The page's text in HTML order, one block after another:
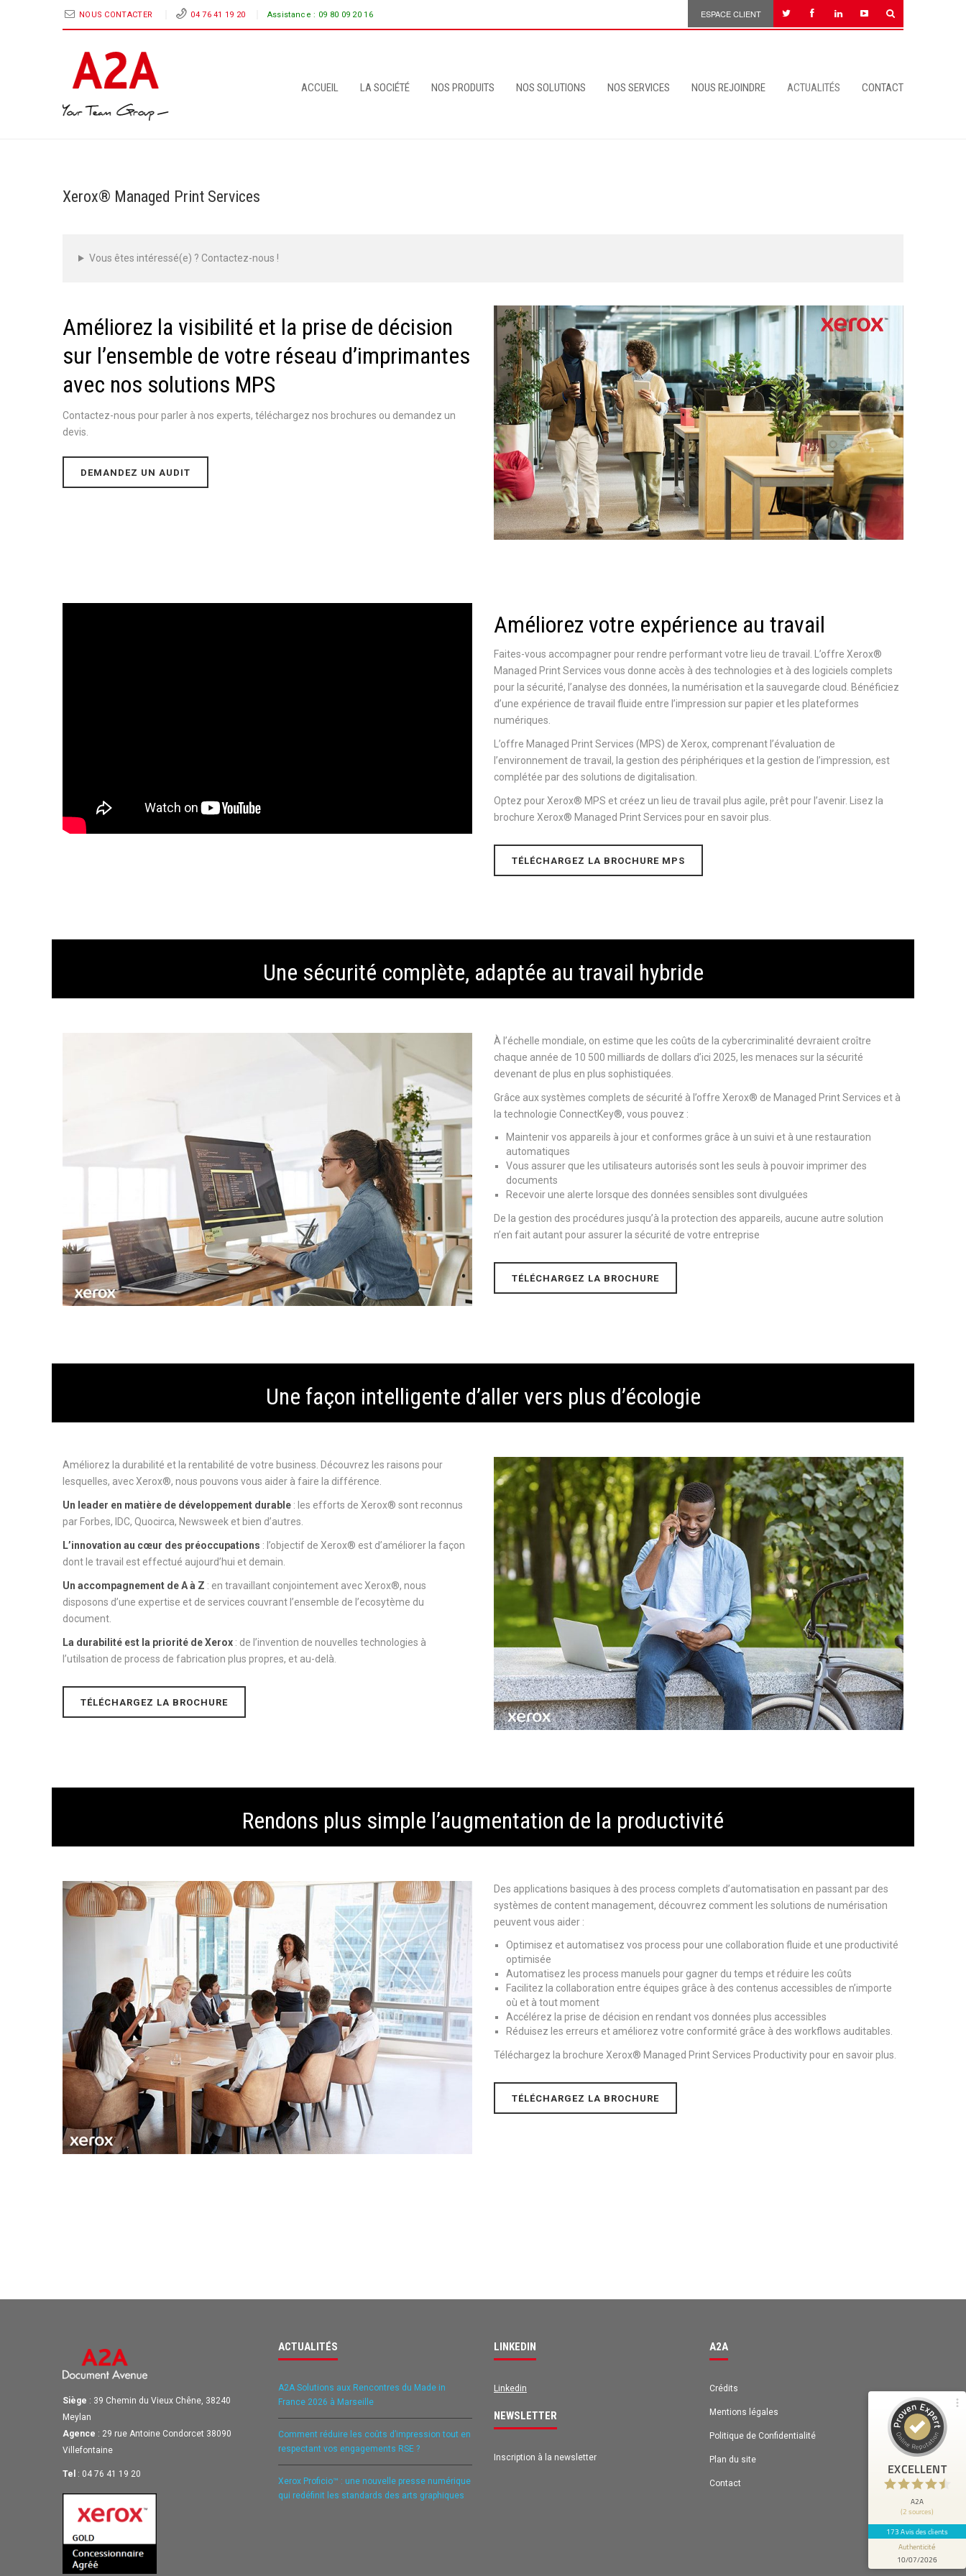
ESPACE CLIENT
NOUS CONTACTER 04 76 41 19 20 Assistance : 09 80 09 20 16
ACCUEIL LA SOCIÉTÉ NOS PRODUITS NOS SOLUTIONS NOS SERVICES NOUS REJOINDRE ACTUALITÉS CONTACT
Xerox® Managed Print Services
Vous êtes intéressé(e) ? Contactez-nous !
Améliorez la visibilité et la prise de décision
sur l’ensemble de votre réseau d’imprimantes
avec nos solutions MPS
Contactez-nous pour parler à nos experts, téléchargez nos brochures ou demandez un
devis.
DEMANDEZ UN AUDIT
Améliorez votre expérience au travail
Faites-vous accompagner pour rendre performant votre lieu de travail. L’offre Xerox®
Managed Print Services vous donne accès à des technologies et à des logiciels complets
pour la sécurité, l’analyse des données, la numérisation et la sauvegarde cloud. Bénéficiez
d’une expérience de travail fluide entre l’impression sur papier et les plateformes
numériques.
L’offre Managed Print Services (MPS) de Xerox, comprenant l’évaluation de
l’environnement de travail, la gestion des périphériques et la gestion de l’impression, est
complétée par des solutions de digitalisation.
Optez pour Xerox® MPS et créez un lieu de travail plus agile, prêt pour l’avenir. Lisez la
brochure Xerox® Managed Print Services pour en savoir plus.
TÉLÉCHARGEZ LA BROCHURE MPS
Une sécurité complète, adaptée au travail hybride
À l’échelle mondiale, on estime que les coûts de la cybercriminalité devraient croître
chaque année de 10 500 milliards de dollars d’ici 2025, les menaces sur la sécurité
devenant de plus en plus sophistiquées.
Grâce aux systèmes complets de sécurité à l’offre Xerox® de Managed Print Services et à
la technologie ConnectKey®, vous pouvez :
Maintenir vos appareils à jour et conformes grâce à un suivi et à une restauration
automatiques
Vous assurer que les utilisateurs autorisés sont les seuls à pouvoir imprimer des
documents
Recevoir une alerte lorsque des données sensibles sont divulguées
De la gestion des procédures jusqu’à la protection des appareils, aucune autre solution
n’en fait autant pour assurer la sécurité de votre entreprise
TÉLÉCHARGEZ LA BROCHURE
Une façon intelligente d’aller vers plus d’écologie
Améliorez la durabilité et la rentabilité de votre business. Découvrez les raisons pour
lesquelles, avec Xerox®, nous pouvons vous aider à faire la différence.
Un leader en matière de développement durable : les efforts de Xerox® sont reconnus
par Forbes, IDC, Quocirca, Newsweek et bien d’autres.
L’innovation au cœur des préoccupations : l’objectif de Xerox® est d’améliorer la façon
dont le travail est effectué aujourd’hui et demain.
Un accompagnement de A à Z : en travaillant conjointement avec Xerox®, nous
disposons d’une expertise et de services couvrant l’ensemble de l’ecosytème du
document.
La durabilité est la priorité de Xerox : de l’invention de nouvelles technologies à
l’utilsation de process de fabrication plus propres, et au-delà.
TÉLÉCHARGEZ LA BROCHURE
Rendons plus simple l’augmentation de la productivité
Des applications basiques à des process complets d’automatisation en passant par des
systèmes de content management, découvrez comment les solutions de numérisation
peuvent vous aider :
Optimisez et automatisez vos process pour une collaboration fluide et une productivité
optimisée
Automatisez les process manuels pour gagner du temps et réduire les coûts
Facilitez la collaboration entre équipes grâce à des contenus accessibles de n’importe
où et à tout moment
Accélérez la prise de décision en rendant vos données plus accessibles
Réduisez les erreurs et améliorez votre conformité grâce à des workflows auditables.
Téléchargez la brochure Xerox® Managed Print Services Productivity pour en savoir plus.
TÉLÉCHARGEZ LA BROCHURE
Siège : 39 Chemin du Vieux Chêne, 38240
Meylan
Agence : 29 rue Antoine Condorcet 38090
Villefontaine
Tel : 04 76 41 19 20
ACTUALITÉS
A2A Solutions aux Rencontres du Made in
France 2026 à Marseille
Comment réduire les coûts d’impression tout en
respectant vos engagements RSE ?
Xerox Proficio™ : une nouvelle presse numérique
qui redéfinit les standards des arts graphiques
LINKEDIN
Linkedin
NEWSLETTER
Inscription à la newsletter
A2A
Crédits
Mentions légales
Politique de Confidentialité
Plan du site
Contact
EXCELLENT
A2A
(2 sources)
173 Avis des clients
Authenticité
10/07/2026
ProvenExpert.com
Voir le profil sur
Anonyme
Bénéfices: Gain de temps